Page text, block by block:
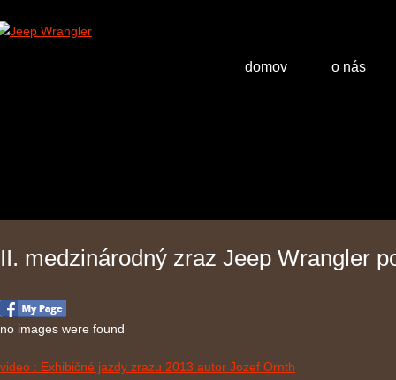
domov o nás
II. medzinárodný zraz Jeep Wrangler
no images were found
video : Exhibičné jazdy zrazu 2013 autor Jozef Ornth